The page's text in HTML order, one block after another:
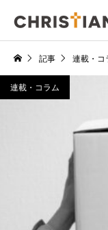
記事 連載・コ
連載・コラム